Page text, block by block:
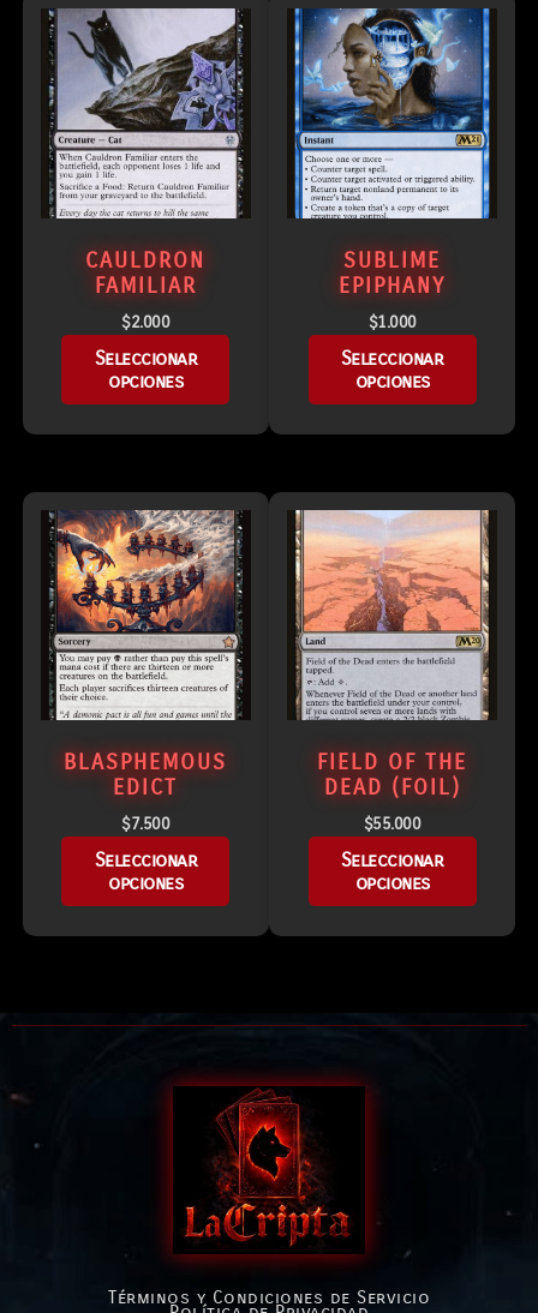
CAULDRON
FAMILIAR
$2.000
Seleccionar
opciones
SUBLIME
EPIPHANY
$1.000
Seleccionar
opciones
BLASPHEMOUS
EDICT
$7.500
Seleccionar
opciones
FIELD OF THE
DEAD (FOIL)
$55.000
Seleccionar
opciones
Términos y Condiciones de Servicio